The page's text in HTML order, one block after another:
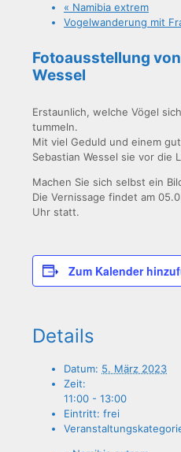
« Nami­bia extrem
Vogel­wan­de­rung mit
Foto­aus­stel­lung
Wessel
Erstaun­lich, wel­che Vögel
tummeln.
Mit viel Geduld und einem
Sebas­ti­an Wes­sel sie vor die
Machen Sie sich selbst ein
Die Ver­nis­sa­ge fin­det am
Uhr statt.
Zum Kalender
Details
Datum: 5. März 2023
Zeit:
11:00 - 13:00
Eintritt: frei